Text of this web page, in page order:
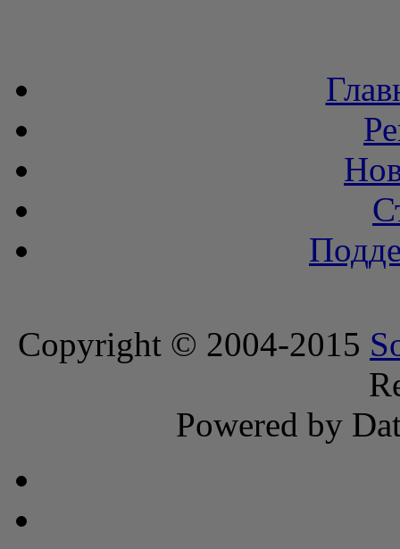
Copyright © 2004-2015
Powered by